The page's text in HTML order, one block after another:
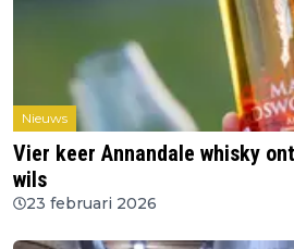
Nieuws
Vier keer Annandale whisky
wils
23 februari 2026